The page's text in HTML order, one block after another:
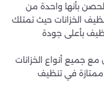
بأنها واحدة من
الخزانات حيث تمتلك
بأعلى جودة
مع جميع أنواع الخزانات
ممتازة في تنظيف